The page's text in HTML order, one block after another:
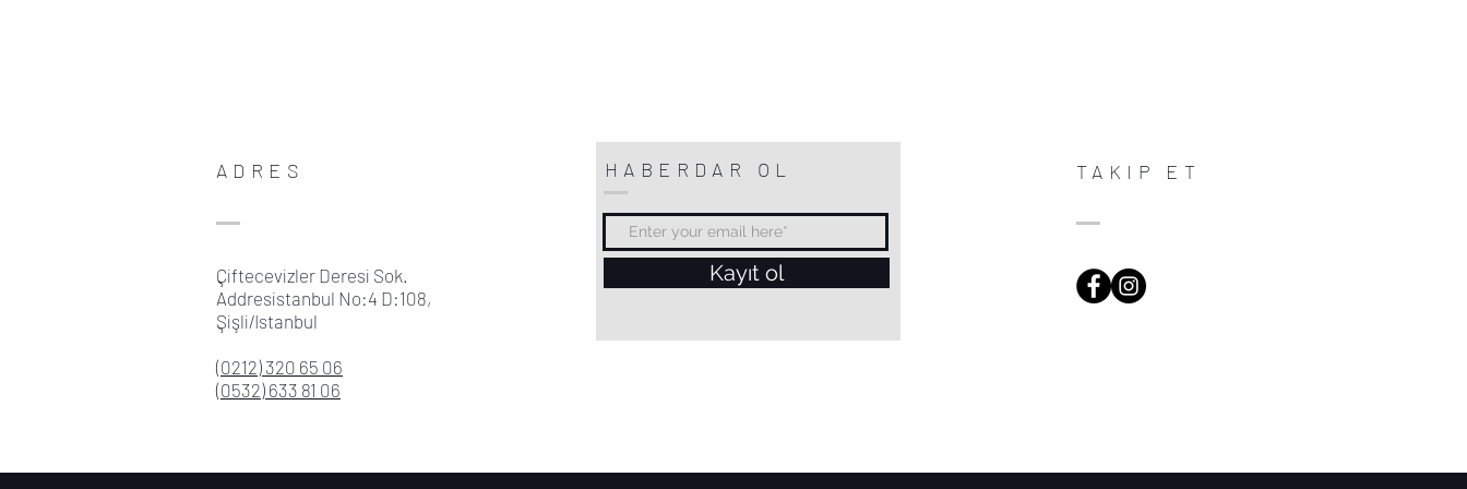
ADRES
Çiftecevizler Deresi Sok.
Addresistanbul No:4 D:108,
Şişli/Istanbul
(0212) 320 65 06
(0532) 633 81 06
HABERDAR OL
Kayıt ol
TAKIP ET